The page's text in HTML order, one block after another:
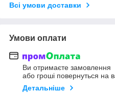
Всі умови доставки
Умови оплати
Ви отримаєте замовлення
або гроші повернуться на
Детальніше